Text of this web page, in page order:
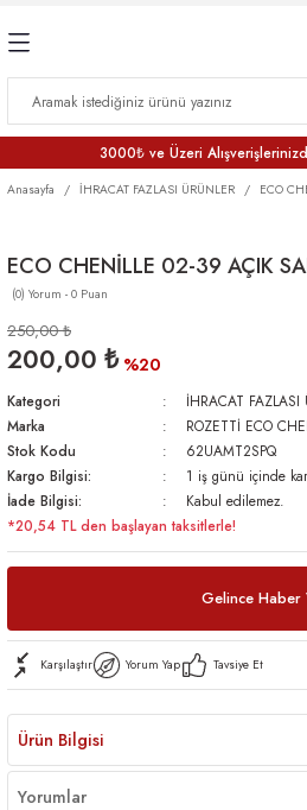
3000₺ ve Üzeri
Anasayfa İHRACAT FAZLASI ÜRÜNLER ECO
ECO CHENİLLE 02-39 AÇIK
(0) Yorum - 0 Puan
250,00 ₺
200,00 ₺ %20
Kategori
İHRACAT FAZLASI
Marka
ROZETTİ ECO
Stok Kodu
62UAMT2SPQ
Kargo Bilgisi:
1 iş günü içinde
İade Bilgisi:
Kabul edilemez.
*20,54 TL den başlayan taksitlerle!
Gelince Haber
Karşılaştır Yorum Yap Tavsiye Et
Ürün Bilgisi
Yorumlar